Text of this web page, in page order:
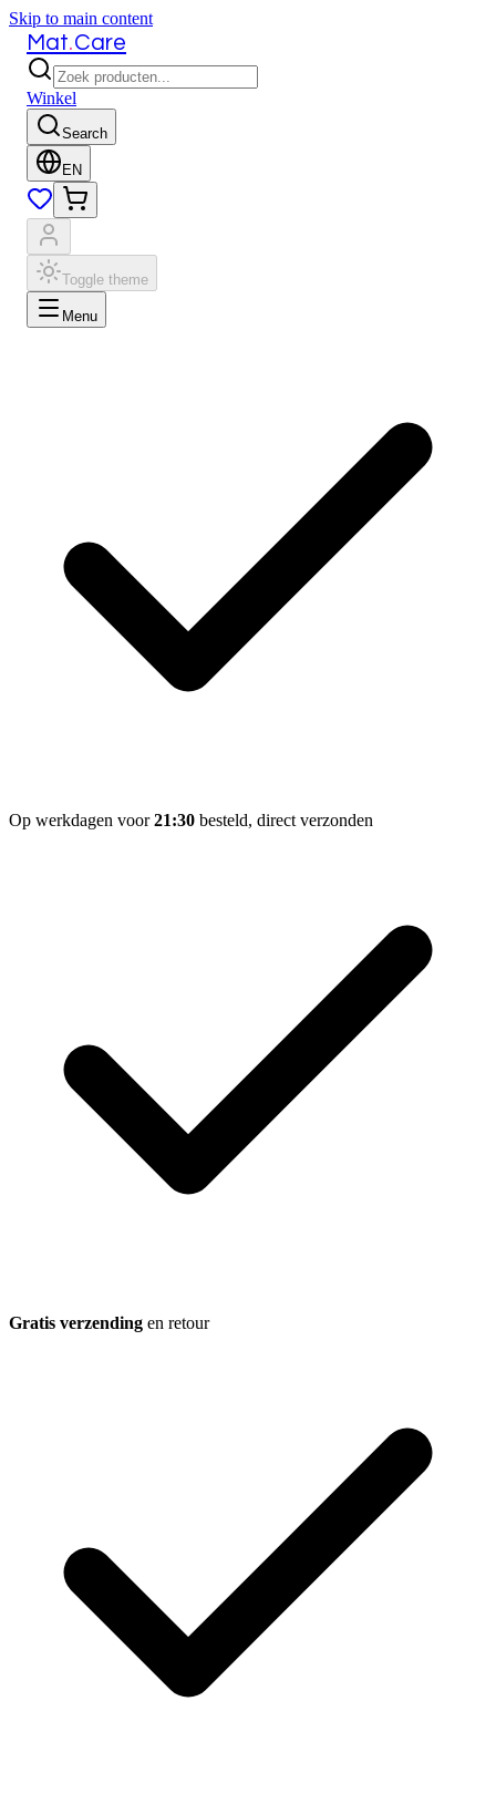
Skip to main content
Mat.Care
Winkel
Search
EN
Toggle theme
Menu
Op werkdagen voor21:30 besteld, direct verzonden
Gratis verzending en retour